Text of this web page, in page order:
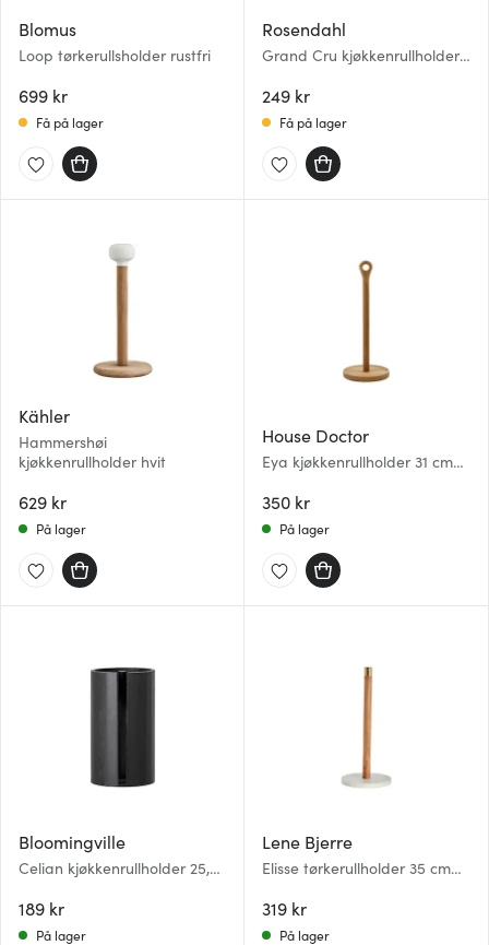
Blomus
Loop tørkerullsholder rustfri
699 kr
Få på lager
Rosendahl
Grand Cru kjøkkenrullholder
249 kr
Få på lager
Kähler
Hammershøi
kjøkkenrullholder hvit
629 kr
På lager
House Doctor
Eya kjøkkenrullholder 31 cm
350 kr
På lager
Bloomingville
Celian kjøkkenrullholder 25,5
189 kr
På lager
Lene Bjerre
Elisse tørkerullholder 35 cm
319 kr
På lager